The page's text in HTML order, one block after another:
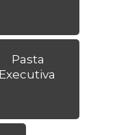
Pasta
Executiva